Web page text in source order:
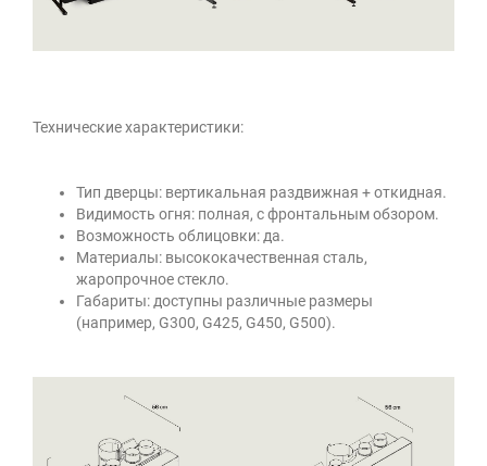
Технические характеристики:
Тип дверцы: вертикальная раздвижная + откидная.
Видимость огня: полная, с фронтальным обзором.
Возможность облицовки: да.
Материалы: высококачественная сталь,
жаропрочное стекло.
Габариты: доступны различные размеры
(например, G300, G425, G450, G500).